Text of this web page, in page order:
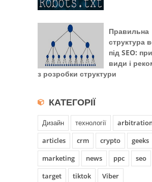
Правильна
структура
під SEO:
види і
з розробки структури
КАТЕГОРІЇ
Дизайн технології
articles
crm crypto geeks
marketing
news ppc seo
target
tiktok Viber